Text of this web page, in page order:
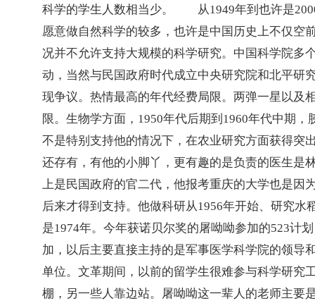
科学的学生人数相当少。
从1949年到也许是
愿意做自然科学的较多，也许是中国历史上不仅空
况并不允许支持大规模的科学研究。中国科学院多
动，当然与民国政府时代成立中央研究院和北平研
现争议。热情最高的年代经费局限。两弹一星以及
限。生物学方面， 1950年代后期到 1960年代中期，
不是特别支持他的情况下，在农业研究方面获得突
还存有，有他的小脚丫，更有趣的是负责的医生是
上是民国政府的官二代，他报考重庆的大学也是因
后来才得到支持。他做科研从1956年开始、研究水
是1974年。今年获诺贝尔奖的屠呦呦参加的523计
加，以后主要直接主持的是军事医学科学院的领导
单位。文革期间，以前的留学生很难参与科学研究
棚，另一些人靠边站。屠呦呦这一辈人的老师主要